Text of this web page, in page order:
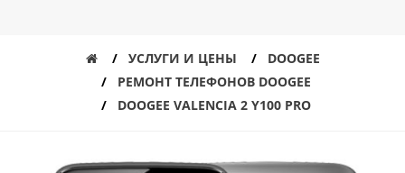
УСЛУГИ И ЦЕНЫ
DOOGEE
РЕМОНТ ТЕЛЕФОНОВ DOOGEE
DOOGEE VALENCIA 2 Y100 PRO